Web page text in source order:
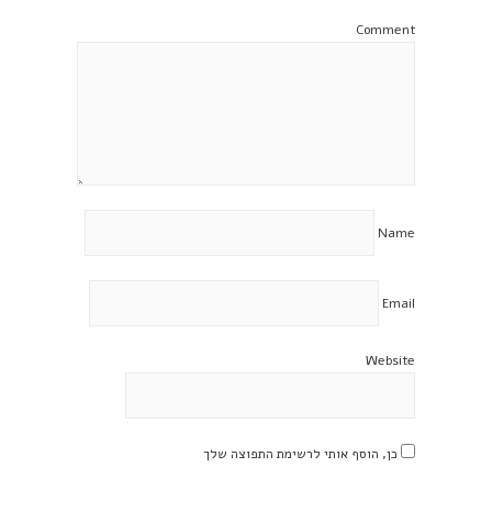
Comment
Name
Email
Website
כן, הוסף אותי לרשימת התפוצה שלך